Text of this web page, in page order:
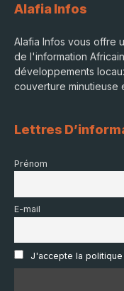
Alafia Infos
Alafia Infos vous offre
de l'information
développements
couverture minutieuse
Lettres
Prénom
E-mail
J'accepte la